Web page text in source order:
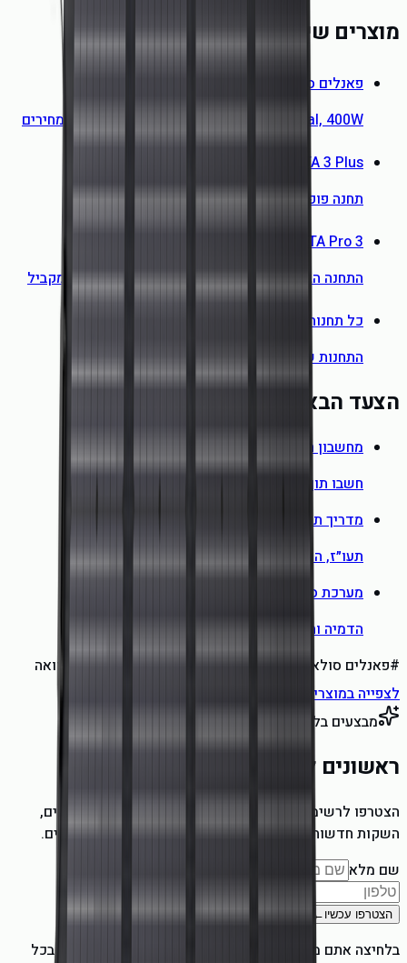
מוצרים שיכולים להתאים לכם
פאנלים סולאריים — כל הדגמים
100W, 160W, 220W Bifacial, 400W — השוואה ומחירים
EcoFlow DELTA 3 Plus
תחנה פופולרית שמתאימה לחבר פאנל 220W
EcoFlow DELTA Pro 3
התחנה הגדולה שלוקחת עד 2,600W של פאנלים במקביל
כל תחנות הכוח הניידות
התחנות שמתאימות לכל פאנל
הצעד הבא שלכם
מחשבון חיסכון סולארי
חשבו תוך דקה כמה תחסכו בחשבון החשמל
מדריך תעריפי חשמל 2026
תעו״ז, המסלול הירוק וכמה באמת אפשר לחסוך
מערכת סולארית לבית
הדמיה והצעת מחיר מדויקת, בחינם
#פאנלים סולאריים
מדריך השוואה
לצפייה במוצרים
מבצעים בלעדיים
ראשונים לדעת על מבצעים חמים
הצטרפו לרשימת התפוצה בוואטסאפ וקבלו ראשונים מבצעים,
השקות חדשות וטיפים לחיסכון בחשמל. אין ספאם, מבטיחים.
שם מלא
הצטרפו עכשיו ←
בלחיצה אתם מאשרים לקבל הודעות שיווקיות. ניתן להסיר בכל